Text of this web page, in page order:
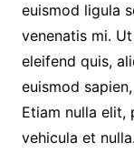
euismod ligula
venenatis mi.
eleifend quis,
euismod
Etiam nulla elit,
vehicula et